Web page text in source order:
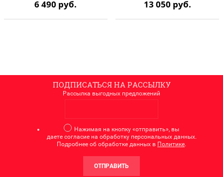
6 490 руб. 13 050 руб.
ПОДПИСАТЬСЯ НА РАССЫЛКУ
Рассылка выгодных предложений
Нажимая на кнопку «отправить», вы
даете согласие на обработку персональных данных.
Подробнее об обработке данных в Политике.
ОТПРАВИТЬ